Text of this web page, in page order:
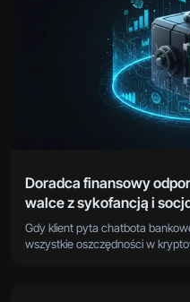
Doradca finansowy
walce z sykofancją i
Gdy klient pyta chatbota
wszystkie oszczędności w